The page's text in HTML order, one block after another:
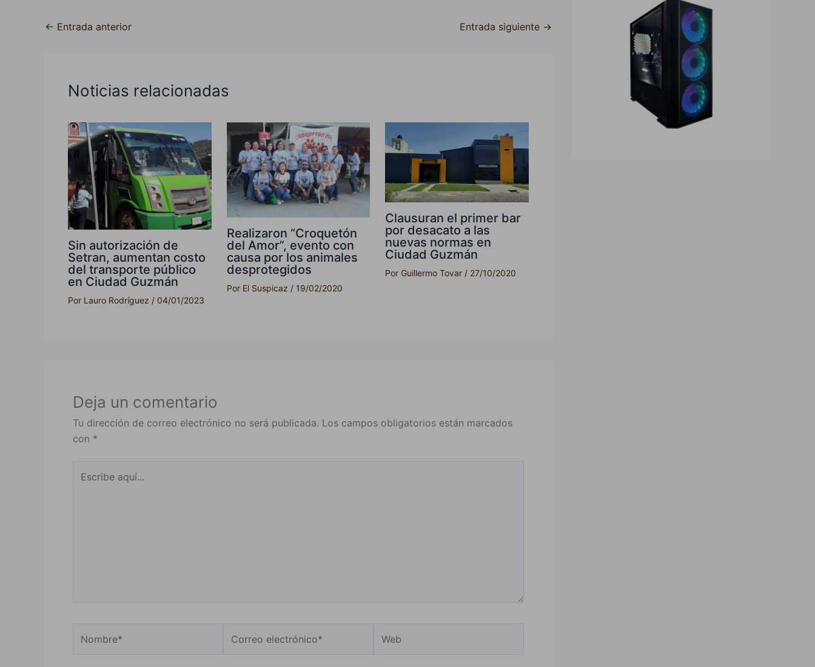
← Entrada anterior Entrada siguiente →
Noticias relacionadas
Sin autorización de
Setran, aumentan costo
del transporte público
en Ciudad Guzmán
Por Lauro Rodríguez / 04/01/2023
Realizaron “Croquetón
del Amor”, evento con
causa por los animales
desprotegidos
Por El Suspicaz / 19/02/2020
Clausuran el primer bar
por desacato a las
nuevas normas en
Ciudad Guzmán
Por Guillermo Tovar / 27/10/2020
Deja un comentario
Tu dirección de correo electrónico no será publicada. Los campos obligatorios están marcados
con *
aquí...
electrónico*